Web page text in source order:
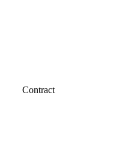
Contract